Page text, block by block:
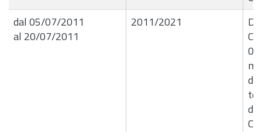
dal 05/07/2011
al 20/07/2011
2011/2021